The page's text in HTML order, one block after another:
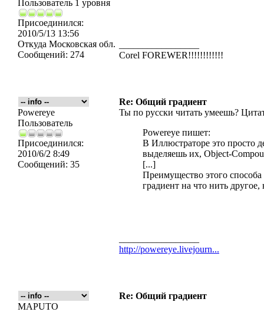
Пользователь 1 уровня
Присоединился:
2010/5/13 13:56
Откуда Московская обл.
Сообщений: 274
Corel FOREWER!!!!!!!!!!!!
Re: Общий градиент
Powereye
Пользователь
Присоединился:
2010/6/2 8:49
Сообщений: 35
Ты по русски читать умеешь?
Powereye пишет:
В Иллюстраторе это просто
выделяешь их, Object-
[...]
Преимущество этого
градиент на что нить
http://powereye.livejourn...
Re: Общий градиент
MAPUTO